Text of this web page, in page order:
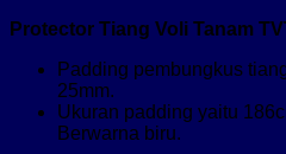
Protector Tiang Voli Tanam
Padding pembungkus
25mm.
Ukuran padding yaitu
Berwarna biru.